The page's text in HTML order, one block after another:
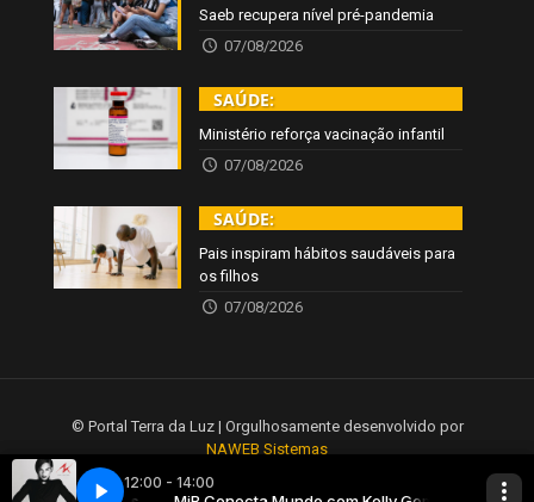
Saeb recupera nível pré-pandemia
07/08/2026
SAÚDE:
Ministério reforça vacinação infantil
07/08/2026
SAÚDE:
Pais inspiram hábitos saudáveis para
os filhos
07/08/2026
© Portal Terra da Luz | Orgulhosamente desenvolvido por
NAWEB Sistemas